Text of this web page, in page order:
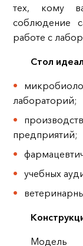
тех, кому
соблюдение
работе с
Стол
лабораторий;
предприятий;
учебных
Модель